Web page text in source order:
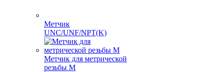
Метчик
UNC/UNF/NPT(K)
Метчик для метрической
резьбы M